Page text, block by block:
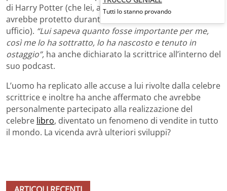
di Harry Potter (che lei, attraverso uno stratagemma,
avrebbe protetto durante i suoi turni di lavoro in
ufficio). “Lui sapeva quanto fosse importante per me,
così me lo ha sottratto, lo ha nascosto e tenuto in
ostaggio”, ha anche dichiarato la scrittrice all’interno del
suo podcast.
L’uomo ha replicato alle accuse a lui rivolte dalla celebre
scrittrice e inoltre ha anche affermato che avrebbe
personalmente partecipato alla realizzazione del
celebre libro, diventato un fenomeno di vendite in tutto
il mondo. La vicenda avrà ulteriori sviluppi?
Tutti lo stanno provando